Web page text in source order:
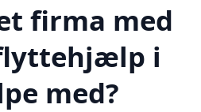
firma med
i
med?